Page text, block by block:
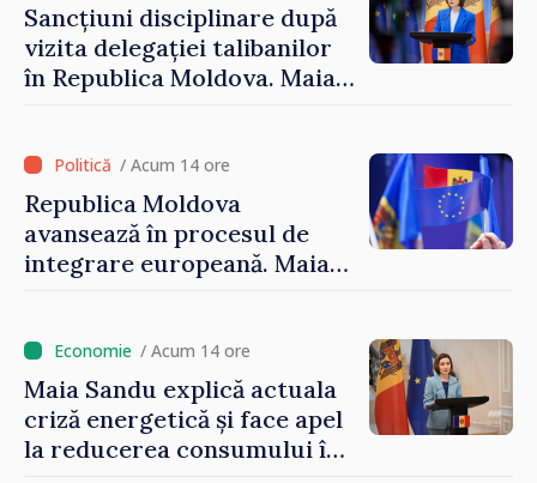
Sancțiuni disciplinare după
vizita delegației talibanilor
în Republica Moldova. Maia
cunosc politica statului”
/ Acum 14 ore
Republica Moldova
avansează în procesul de
integrare europeană. Maia
/ Acum 14 ore
Maia Sandu explică actuala
criză energetică și face apel
la reducerea consumului în